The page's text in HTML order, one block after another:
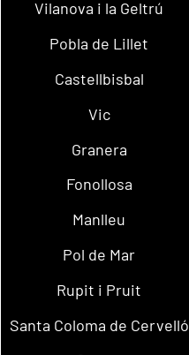
Vilanova i la Geltrú
Pobla de Lillet
Castellbisbal
Vic
Granera
Fonollosa
Manlleu
Pol de Mar
Rupit i Pruit
Santa Coloma de Cervelló